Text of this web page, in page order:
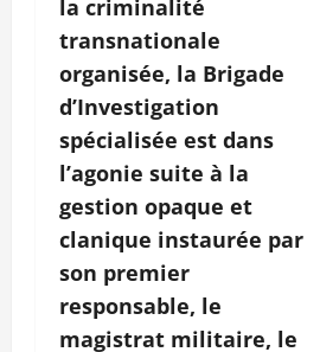
la criminalité
transnationale
organisée, la Brigade
d’Investigation
spécialisée est dans
l’agonie suite à la
gestion opaque et
clanique instaurée par
son premier
responsable, le
magistrat militaire, le